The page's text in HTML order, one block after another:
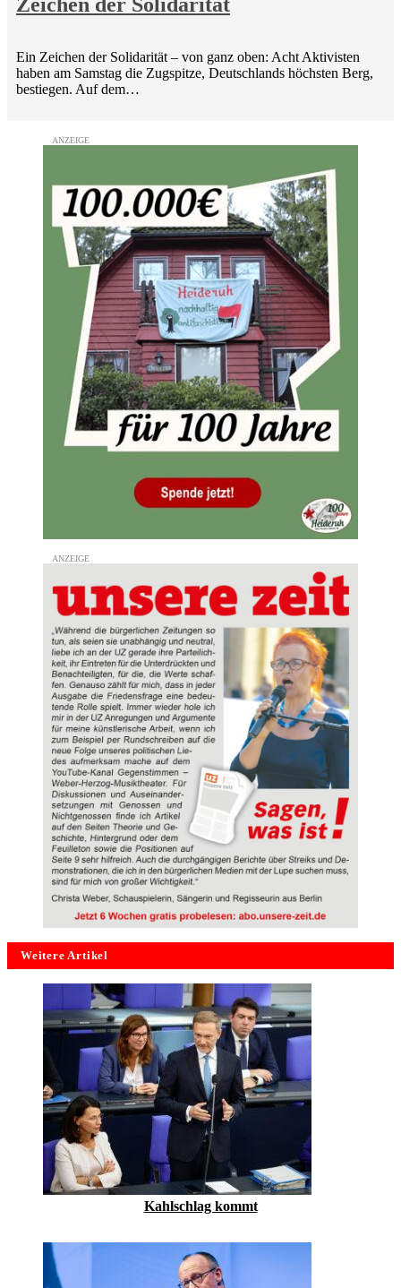
Zeichen der Solidarität
Ein Zeichen der Solidarität – von ganz oben: Acht Aktivisten
haben am Samstag die Zugspitze, Deutschlands höchsten Berg,
bestiegen. Auf dem…
Weitere Artikel
Kahlschlag kommt